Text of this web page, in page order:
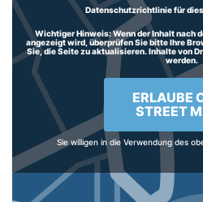
Datenschutzrichtlinie für
Wichtiger Hinweis:Wenn der Inhalt nach
angezeigt wird, überprüfen Sie bitte Ihre
Sie, die Seite zu aktualisieren. Inhalte von
werden.
ERLAUBE
STREET
Sie willigen in die Verwendung des